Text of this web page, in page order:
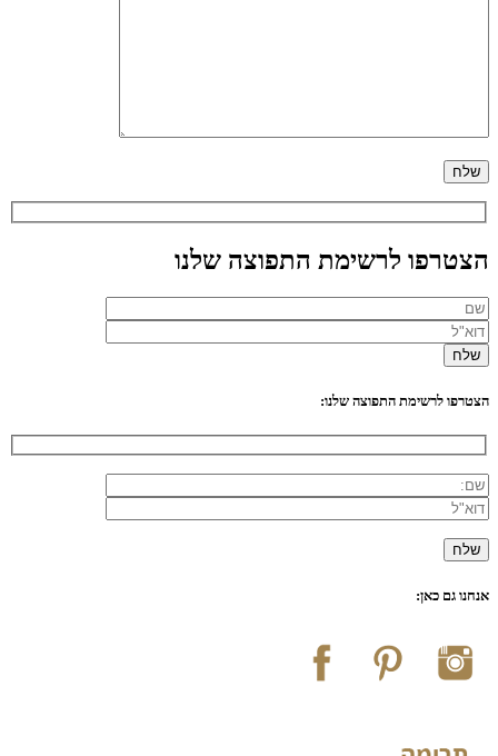
הצטרפו לרשימת התפוצה שלנו
הצטרפו לרשימת התפוצה שלנו:
אנחנו גם כאן: